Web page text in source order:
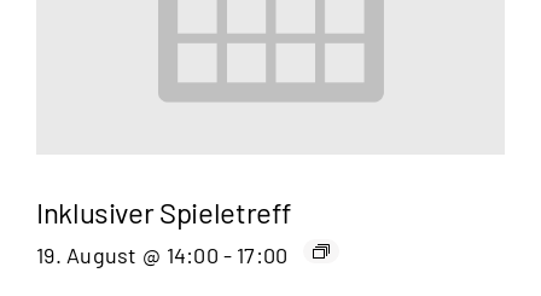
Inklusiver Spieletreff
19. August @ 14:00 - 17:00